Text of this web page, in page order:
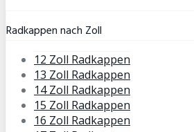
Radkappen nach Zoll
12 Zoll Radkappen
13 Zoll Radkappen
14 Zoll Radkappen
15 Zoll Radkappen
16 Zoll Radkappen